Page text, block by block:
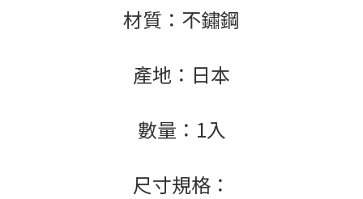
材質：不鏽鋼
產地：日本
數量：1入
尺寸規格：